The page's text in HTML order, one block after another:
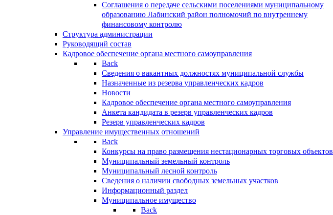
Соглашения о передаче сельскими поселениями муниципальному
образованию Лабинский район полномочий по внутреннему
финансовому контролю
Структура администрации
Руководящий состав
Кадровое обеспечение органа местного самоуправления
Back
Сведения о вакантных должностях муниципальной службы
Назначенные из резерва управленческих кадров
Новости
Кадровое обеспечение органа местного самоуправления
Анкета кандидата в резерв управленческих кадров
Резерв управленческих кадров
Управление имущественных отношений
Back
Конкурсы на право размещения нестационарных торговых объектов
Муниципальный земельный контроль
Муниципальный лесной контроль
Сведения о наличии свободных земельных участков
Информационный раздел
Муниципальное имущество
Back